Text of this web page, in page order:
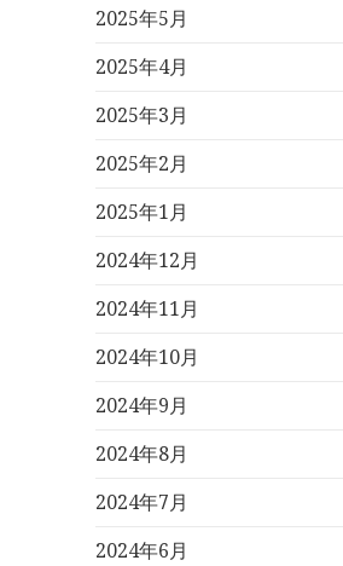
2025年5月
2025年4月
2025年3月
2025年2月
2025年1月
2024年12月
2024年11月
2024年10月
2024年9月
2024年8月
2024年7月
2024年6月